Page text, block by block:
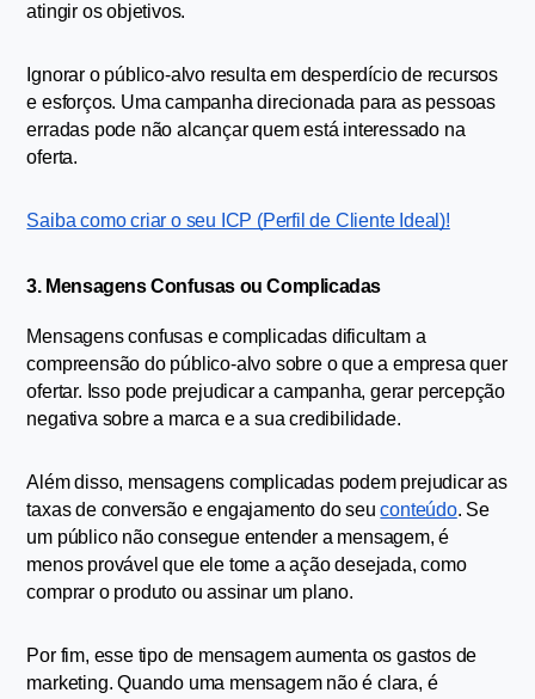
atingir os objetivos.
Ignorar o público-alvo resulta em desperdício de recursos
e esforços. Uma campanha direcionada para as pessoas
erradas pode não alcançar quem está interessado na
oferta.
Saiba como criar o seu ICP (Perfil de Cliente Ideal)!
3. Mensagens Confusas ou Complicadas
Mensagens confusas e complicadas dificultam a
compreensão do público-alvo sobre o que a empresa quer
ofertar. Isso pode prejudicar a campanha, gerar percepção
negativa sobre a marca e a sua credibilidade.
Além disso, mensagens complicadas podem prejudicar as
taxas de conversão e engajamento do seu conteúdo. Se
um público não consegue entender a mensagem, é
menos provável que ele tome a ação desejada, como
comprar o produto ou assinar um plano.
Por fim, esse tipo de mensagem aumenta os gastos de
marketing. Quando uma mensagem não é clara, é